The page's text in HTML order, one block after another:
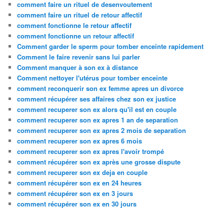
comment faire un rituel de desenvoutement
comment faire un rituel de retour affectif
comment fonctionne le retour affectif
comment fonctionne un retour affectif
Comment garder le sperm pour tomber enceinte rapidement
Comment le faire revenir sans lui parler
Comment manquer à son ex à distance
Comment nettoyer l'utérus pour tomber enceinte
comment reconquerir son ex femme apres un divorce
comment récupérer ses affaires chez son ex justice
comment recuperer son ex alors qu'il est en couple
comment recuperer son ex apres 1 an de separation
comment recuperer son ex apres 2 mois de separation
comment recuperer son ex apres 6 mois
comment recuperer son ex apres l'avoir trompé
comment récupérer son ex après une grosse dispute
comment recuperer son ex deja en couple
comment récupérer son ex en 24 heures
comment récupérer son ex en 3 jours
comment récupérer son ex en 30 jours